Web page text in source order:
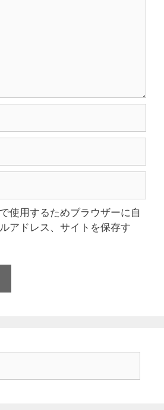
使用するためブラウザーに自
アドレス、サイトを保存す